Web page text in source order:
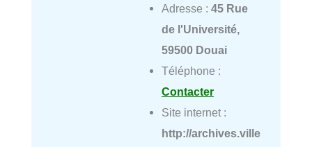
Adresse : 45 Rue
de l'Université,
59500 Douai
Téléphone :
Contacter
Site internet :
http://archives.ville